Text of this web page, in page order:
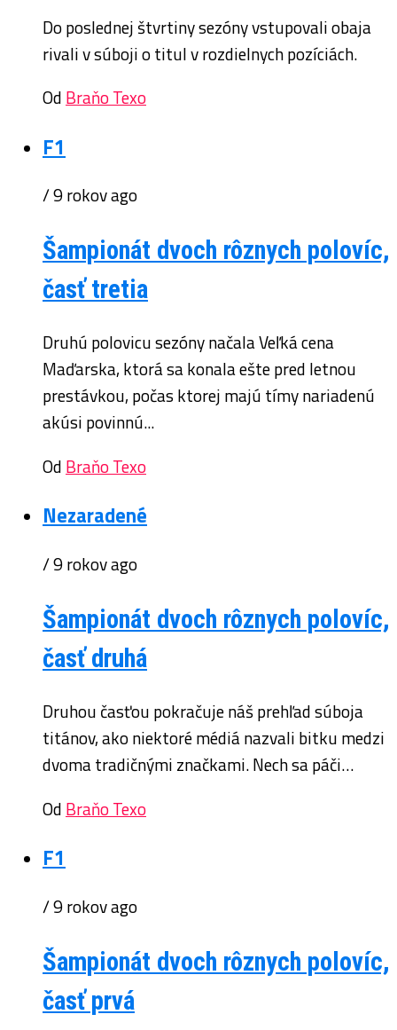
Do poslednej štvrtiny sezóny vstupovali obaja
rivali v súboji o titul v rozdielnych pozíciách.
OdBraňo Texo
F1
/ 9 rokov ago
Šampionát dvoch rôznych polovíc,
časť tretia
Druhú polovicu sezóny načala Veľká cena
Maďarska, ktorá sa konala ešte pred letnou
prestávkou, počas ktorej majú tímy nariadenú
akúsi povinnú...
Od Braňo Texo
Nezaradené
/ 9 rokov ago
Šampionát dvoch rôznych polovíc,
časť druhá
Druhou časťou pokračuje náš prehľad súboja
titánov, ako niektoré médiá nazvali bitku medzi
dvoma tradičnými značkami. Nech sa páči…
Od Braňo Texo
F1
/ 9 rokov ago
Šampionát dvoch rôznych polovíc,
časť prvá